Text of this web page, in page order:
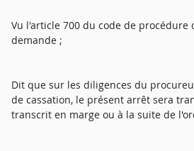
Vu l'article 700 du code de procédure
demande ;
Dit que sur les diligences du
de cassation, le présent arrêt sera
transcrit en marge ou à la suite de